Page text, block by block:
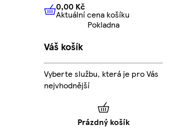
0,00 KčAktuální cena košíku
0,00 Kč
Aktuální cena košíku
Pokladna
Váš košík
Vyberte službu, která je pro Vás
nejvhodnější
Prázdný košík